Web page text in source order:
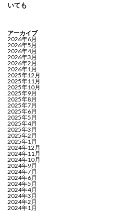
いても
アーカイブ
2026年6月
2026年5月
2026年4月
2026年3月
2026年2月
2026年1月
2025年12月
2025年11月
2025年10月
2025年9月
2025年8月
2025年7月
2025年6月
2025年5月
2025年4月
2025年3月
2025年2月
2025年1月
2024年12月
2024年11月
2024年10月
2024年9月
2024年7月
2024年6月
2024年5月
2024年4月
2024年3月
2024年2月
2024年1月